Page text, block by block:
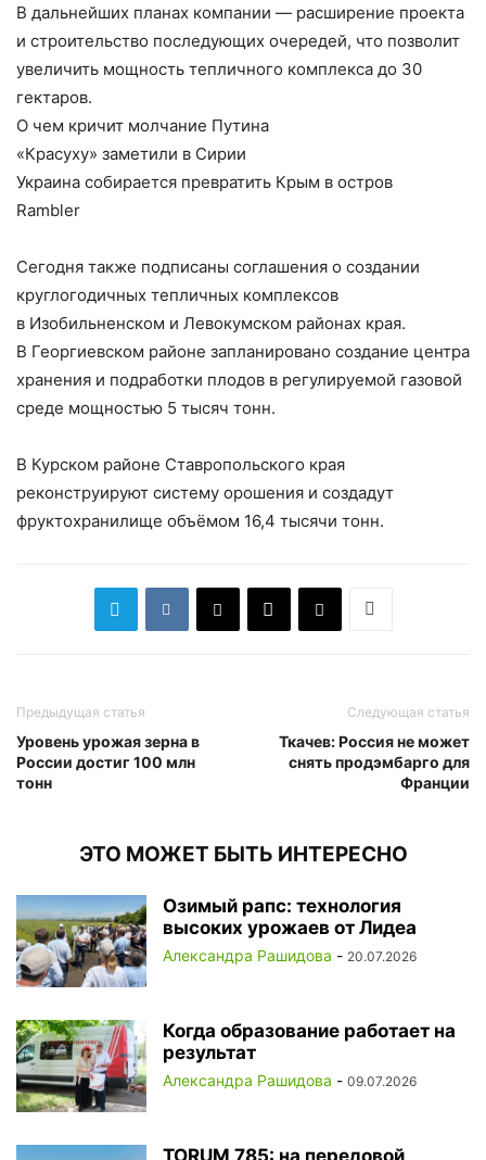
В дальнейших планах компании — расширение проекта
и строительство последующих очередей, что позволит
увеличить мощность тепличного комплекса до 30
гектаров.
О чем кричит молчание Путина
«Красуху» заметили в Сирии
Украина собирается превратить Крым в остров
Rambler
Сегодня также подписаны соглашения о создании
круглогодичных тепличных комплексов
в Изобильненском и Левокумском районах края.
В Георгиевском районе запланировано создание центра
хранения и подработки плодов в регулируемой газовой
среде мощностью 5 тысяч тонн.
В Курском районе Ставропольского края
реконструируют систему орошения и создадут
фруктохранилище объёмом 16,4 тысячи тонн.
Предыдущая статья
Уровень урожая зерна в
России достиг 100 млн
тонн
Следующая статья
Ткачев: Россия не может
снять продэмбарго для
Франции
ЭТО МОЖЕТ БЫТЬ ИНТЕРЕСНО
Озимый рапс: технология
высоких урожаев от Лидеа
Александра Рашидова - 20.07.2026
Когда образование работает на
результат
Александра Рашидова - 09.07.2026
TORUM 785: на передовой